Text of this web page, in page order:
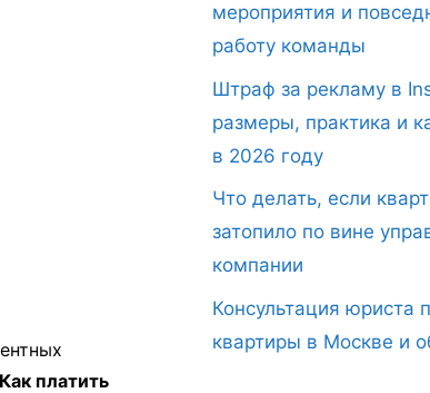
Как платить
мероприятия и
работу команды
Штраф за рекламу в
размеры, практика и
в 2026 году
Что делать, если
затопило по вине
компании
Консультация юриста
квартиры в Москве и